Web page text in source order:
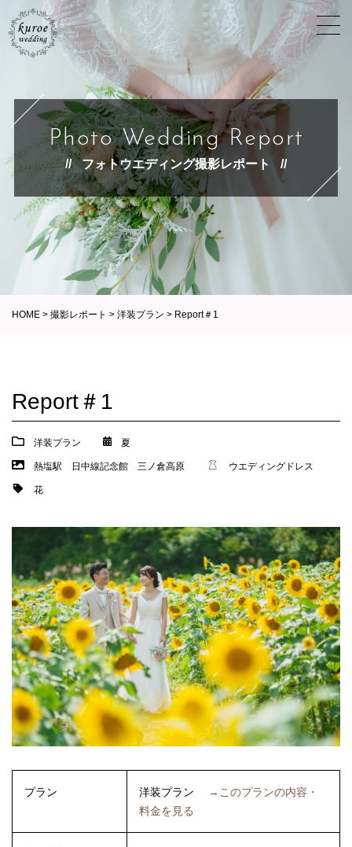
Photo Wedding Report
フォトウエディング撮影レポート
HOME > 撮影レポート > 洋装プラン > Report＃1
Report＃1
洋装プラン 夏
熱塩駅 日中線記念館 三ノ倉高原 ウエディングドレス
花
プラン 洋装プラン
→このプランの内容・
料金を見る